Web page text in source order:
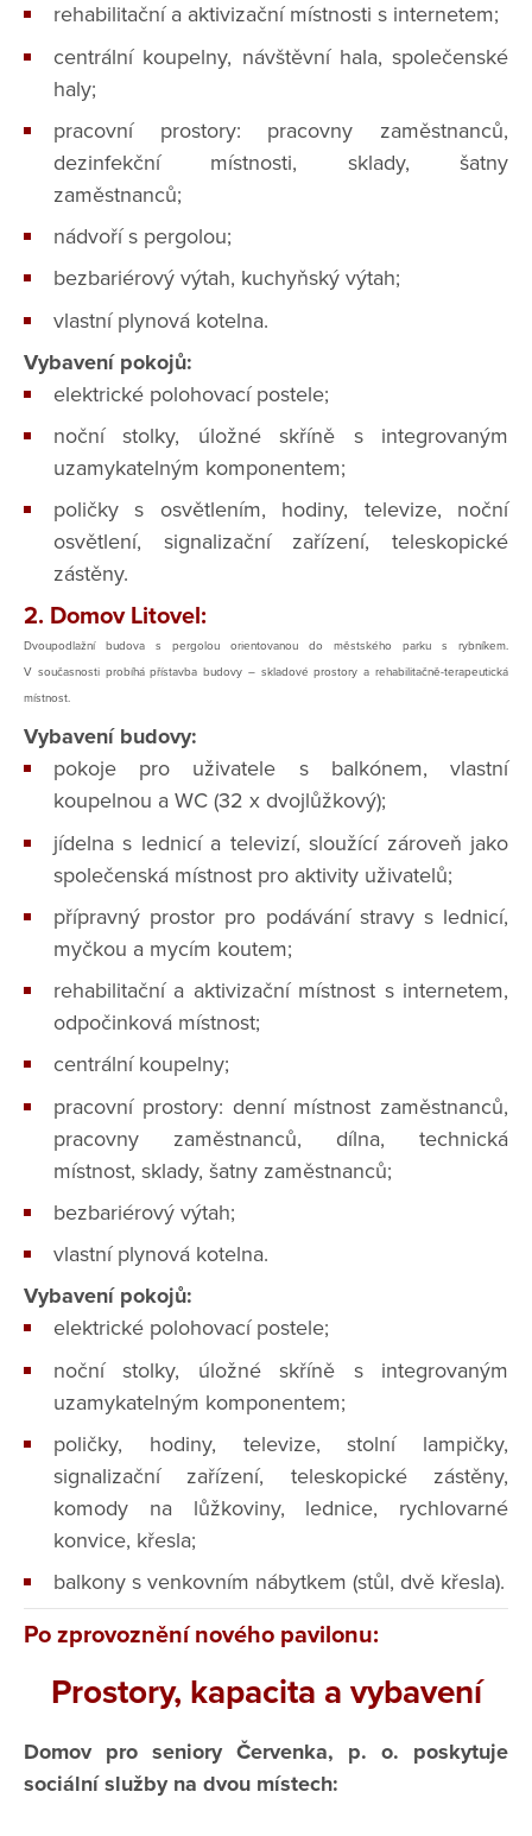
rehabilitační a aktivizační místnosti s internetem;
centrální koupelny, návštěvní hala, společenské
haly;
pracovní prostory: pracovny zaměstnanců,
dezinfekční místnosti, sklady, šatny
zaměstnanců;
nádvoří s pergolou;
bezbariérový výtah, kuchyňský výtah;
vlastní plynová kotelna.
Vybavení pokojů:
elektrické polohovací postele;
noční stolky, úložné skříně s integrovaným
uzamykatelným komponentem;
poličky s osvětlením, hodiny, televize, noční
osvětlení, signalizační zařízení, teleskopické
zástěny.
2. Domov Litovel:
Dvoupodlažní budova s pergolou orientovanou do městského parku s rybníkem.
V současnosti probíhá přístavba budovy – skladové prostory a rehabilitačně-terapeutická
místnost.
Vybavení budovy:
pokoje pro uživatele s balkónem, vlastní
koupelnou a WC (32 x dvojlůžkový);
jídelna s lednicí a televizí, sloužící zároveň jako
společenská místnost pro aktivity uživatelů;
přípravný prostor pro podávání stravy s lednicí,
myčkou a mycím koutem;
rehabilitační a aktivizační místnost s internetem,
odpočinková místnost;
centrální koupelny;
pracovní prostory: denní místnost zaměstnanců,
pracovny zaměstnanců, dílna, technická
místnost, sklady, šatny zaměstnanců;
bezbariérový výtah;
vlastní plynová kotelna.
Vybavení pokojů:
elektrické polohovací postele;
noční stolky, úložné skříně s integrovaným
uzamykatelným komponentem;
poličky, hodiny, televize, stolní lampičky,
signalizační zařízení, teleskopické zástěny,
komody na lůžkoviny, lednice, rychlovarné
konvice, křesla;
balkony s venkovním nábytkem (stůl, dvě křesla).
Po zprovoznění nového pavilonu:
Prostory, kapacita a vybavení
Domov pro seniory Červenka, p. o. poskytuje
sociální služby na dvou místech: